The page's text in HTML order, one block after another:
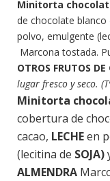
Minitorta
de chocolate blanco
polvo, emulgente
Marcona tostada.
OTROS FRUTOS
lugar fresco y seco.
Minitorta
cobertura de
cacao, LECHEen
(lecitina de SOJA)
ALMENDRA